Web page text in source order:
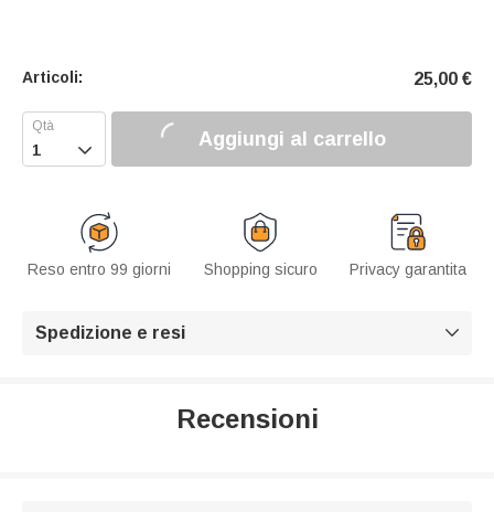
Articoli: 25,00 €
 Aggiungi al carrello
Reso entro 99 giorni Shopping sicuro Privacy garantita
Spedizione e resi 
Recensioni